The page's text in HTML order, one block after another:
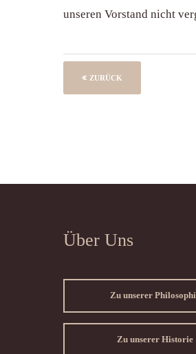
unseren Vorstand nicht
ZURÜCK
Über Uns
Zu unserer
Zu unserer Historie